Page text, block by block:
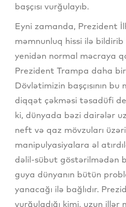
başçısı vurğulayıb.
Eyni zamanda, Prezident
məmnunluq hissi ilə bildirib
yenidən normal məcraya
Prezident Trampa daha
Dövlətimizin başçısının bu
diqqət çəkməsi təsadüfi
ki, dünyada bəzi dairələr
neft və qaz mövzuları
manipulyasiyalara əl
dəlil-sübut göstərilmədən
guya dünyanın bütün
yanacağı ilə bağlıdır.
vurğuladığı kimi, uzun illər